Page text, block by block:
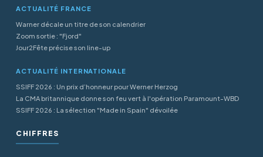
ACTUALITÉ FRANCE
Warner décale un titre de son calendrier
Zoom sortie : "Fjord"
Jour2Fête précise son line-up
ACTUALITÉ INTERNATIONALE
SSIFF 2026 : Un prix d’honneur pour Werner Herzog
La CMA britannique donne son feu vert à l'opération Paramount-WBD
SSIFF 2026 : La sélection "Made in Spain" dévoilée
CHIFFRES